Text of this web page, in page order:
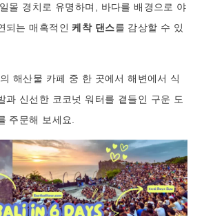
몰 경치로 유명하며, 바다를 배경으로 야
되는 매혹적인케착 댄스를 감상할 수 있
해산물 카페 중 한 곳에서 해변에서 식
과 신선한 코코넛 워터를 곁들인 구운 도
주문해 보세요.